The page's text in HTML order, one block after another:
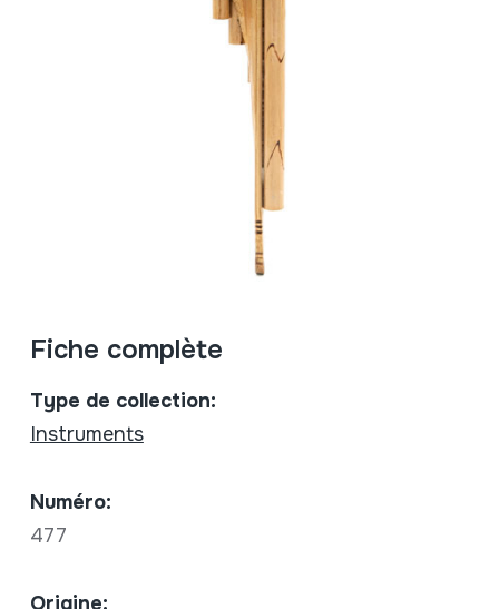
Fiche complète
Type de collection:
Instruments
Numéro:
477
Origine: